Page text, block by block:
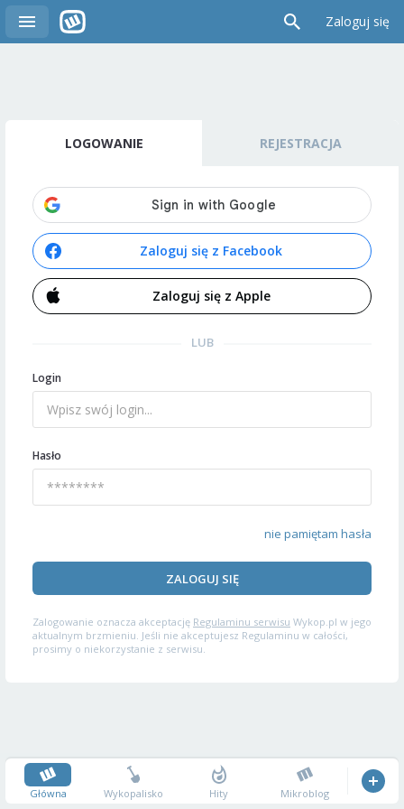
Zaloguj się
LOGOWANIE REJESTRACJA
Zaloguj się z Facebook
Zaloguj się z Apple
LUB
Login
Hasło
nie pamiętam hasła
ZALOGUJ SIĘ
Zalogowanie oznacza akceptację Regulaminu serwisu Wykop.pl w jego
aktualnym brzmieniu. Jeśli nie akceptujesz Regulaminu w całości,
prosimy o niekorzystanie z serwisu.
Główna Wykopalisko Hity Mikroblog